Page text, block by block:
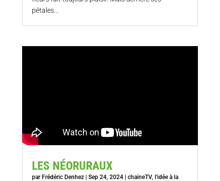
pétales...
LES NÉORURAUX
par Frédéric Denhez| Sep 24, 2024| chaineTV, l'idée à la